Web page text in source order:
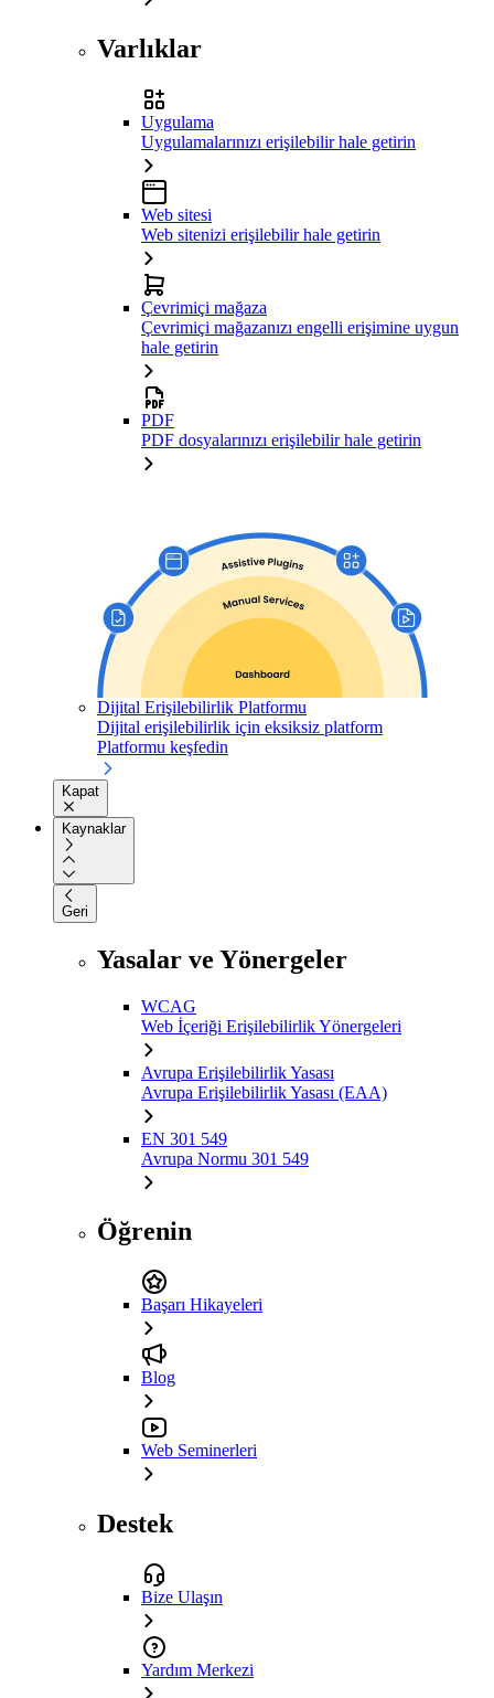
Varlıklar
Uygulama
Uygulamalarınızı erişilebilir hale getirin
Web sitesi
Web sitenizi erişilebilir hale getirin
Çevrimiçi mağaza
Çevrimiçi mağazanızı engelli erişimine uygun
hale getirin
PDF
PDF dosyalarınızı erişilebilir hale getirin
Dijital Erişilebilirlik Platformu
Dijital erişilebilirlik için eksiksiz platform
Platformu keşfedin
Kapat
Kaynaklar
Geri
Yasalar ve Yönergeler
WCAG
Web İçeriği Erişilebilirlik Yönergeleri
Avrupa Erişilebilirlik Yasası
Avrupa Erişilebilirlik Yasası (EAA)
EN 301 549
Avrupa Normu 301 549
Öğrenin
Başarı Hikayeleri
Blog
Web Seminerleri
Destek
Bize Ulaşın
Yardım Merkezi